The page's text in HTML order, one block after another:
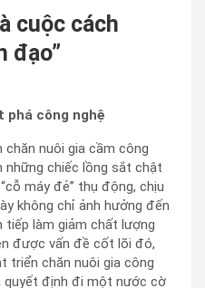
cuộc cách
đạo”
công nghệ
nuôi gia cầm công
những chiếc lồng sắt chật
máy đẻ” thụ động, chịu
không chỉ ảnh hưởng đến
làm giảm chất lượng
được vấn đề cốt lõi đó,
triển chăn nuôi gia công
quyết định đi một nước cờ